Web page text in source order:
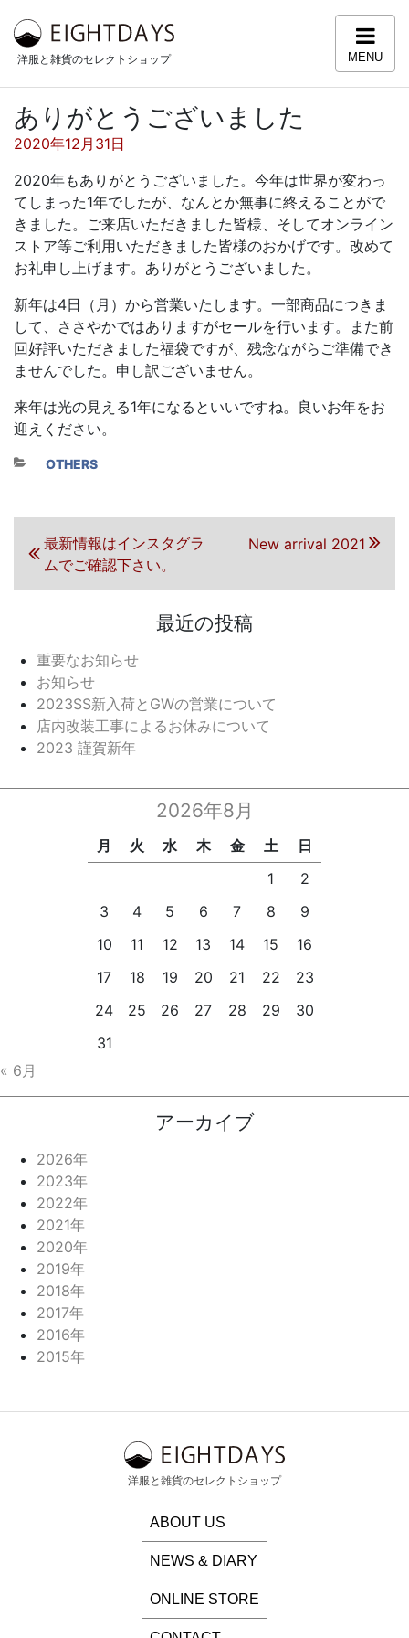
洋服と雑貨のセレクトショップ MENU
ありがとうございました
投稿日:
2020年12月31日
2020年もありがとうございました。今年は世界が変わっ
てしまった1年でしたが、なんとか無事に終えることがで
きました。ご来店いただきました皆様、そしてオンライン
ストア等ご利用いただきました皆様のおかげです。改めて
お礼申し上げます。ありがとうございました。
新年は4日（月）から営業いたします。一部商品につきま
して、ささやかではありますがセールを行います。また前
回好評いただきました福袋ですが、残念ながらご準備でき
ませんでした。申し訳ございません。
来年は光の見える1年になるといいですね。良いお年をお
迎えください。
カテゴリー
OTHERS
投稿ナビゲーション
前の投稿
最新情報はインスタグラ
ムでご確認下さい。
次の投稿New arrival 2021
最近の投稿
重要なお知らせ
お知らせ
2023SS新入荷とGWの営業について
店内改装工事によるお休みについて
2023 謹賀新年
2026年8月
月 火 水 木 金 土
日
1
2
3
4 5 6 7 8
9
10
11 12 13 14 15
16
17
18 19 20 21 22
23
24
25 26 27 28 29
30
31
« 6月
アーカイブ
2026年
2023年
2022年
2021年
2020年
2019年
2018年
2017年
2016年
2015年
洋服と雑貨のセレクトショップ
ABOUT US
NEWS & DIARY
ONLINE STORE